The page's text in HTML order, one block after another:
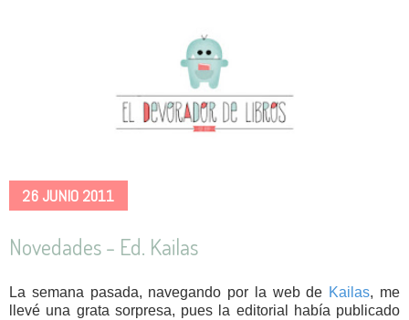
26 JUNIO 2011
Novedades - Ed. Kailas
La semana pasada, navegando por la web de Kailas, me
llevé una grata sorpresa, pues la editorial había publicado